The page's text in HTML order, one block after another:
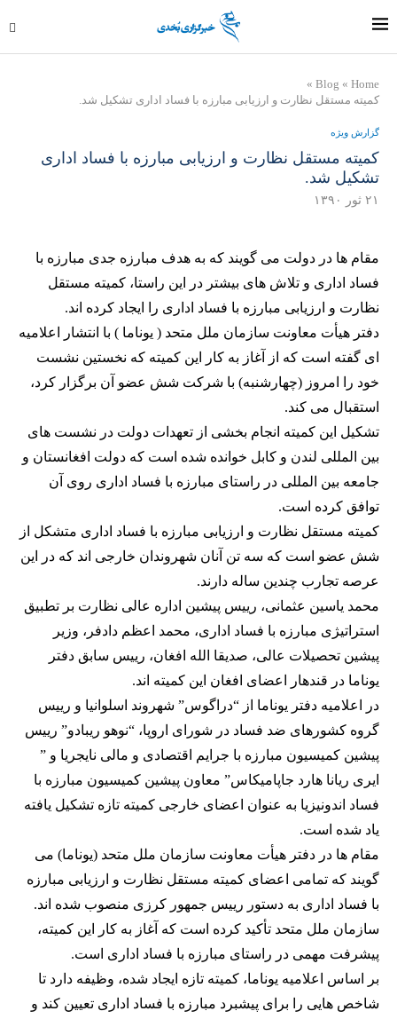
Home
»
Blog
»
کمیته مستقل نظارت و ارزیابی مبارزه با فساد اداری تشکیل شد.
گزارش ویژه
کمیته مستقل نظارت و ارزیابی مبارزه با فساد اداری
تشکیل شد.
۲۱ ثور ۱۳۹۰
مقام ها در دولت می گویند که به هدف مبارزه جدی مبارزه با
فساد اداری و تلاش های بیشتر در این راستا، کمیته مستقل
نظارت و ارزیابی مبارزه با فساد اداری را ایجاد کرده اند.
دفتر هیأت معاونت سازمان ملل متحد ( یوناما ) با انتشار اعلامیه
ای گفته است که از آغاز به کار این کمیته که نخستین نشست
خود را امروز (چهارشنبه) با شرکت شش عضو آن برگزار کرد،
استقبال می کند.
تشکیل این کمیته انجام بخشی از تعهدات دولت در نشست های
بین المللی لندن و کابل خوانده شده است که دولت افغانستان و
جامعه بین المللی در راستای مبارزه با فساد اداری روی آن
توافق کرده است.
کمیته مستقل نظارت و ارزیابی مبارزه با فساد اداری متشکل از
شش عضو است که سه تن آنان شهروندان خارجی اند که در این
عرصه تجارب چندین ساله دارند.
محمد یاسین عثمانی، رییس پیشین اداره عالی نظارت بر تطبیق
استراتیژی مبارزه با فساد اداری، محمد اعظم دادفر، وزیر
پیشین تحصیلات عالی، صدیقا الله افغان، رییس سابق دفتر
یوناما در قندهار اعضای افغان این کمیته اند.
در اعلامیه دفتر یوناما از “دراگوس” شهروند اسلوانیا و رییس
گروه کشورهای ضد فساد در شورای اروپا، “نوهو ریبادو” رییس
پیشین کمیسیون مبارزه با جرایم اقتصادی و مالی نایجریا و ”
ایری ریانا هارد جاپامیکاس” معاون پیشین کمیسیون مبارزه با
فساد اندونیزیا به عنوان اعضای خارجی کمیته تازه تشکیل یافته
یاد شده است.
مقام ها در دفتر هیأت معاونت سازمان ملل متحد (یوناما) می
گویند که تمامی اعضای کمیته مستقل نظارت و ارزیابی مبارزه
با فساد اداری به دستور رییس جمهور کرزی منصوب شده اند.
سازمان ملل متحد تأکید کرده است که آغاز به کار این کمیته،
پیشرفت مهمی در راستای مبارزه با فساد اداری است.
بر اساس اعلامیه یوناما، کمیته تازه ایجاد شده، وظیفه دارد تا
شاخص هایی را برای پیشبرد مبارزه با فساد اداری تعیین کند و